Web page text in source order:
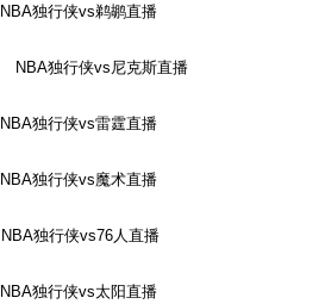
NBA独行侠vs鹈鹕直播
NBA独行侠vs尼克斯直播
NBA独行侠vs雷霆直播
NBA独行侠vs魔术直播
NBA独行侠vs76人直播
NBA独行侠vs太阳直播